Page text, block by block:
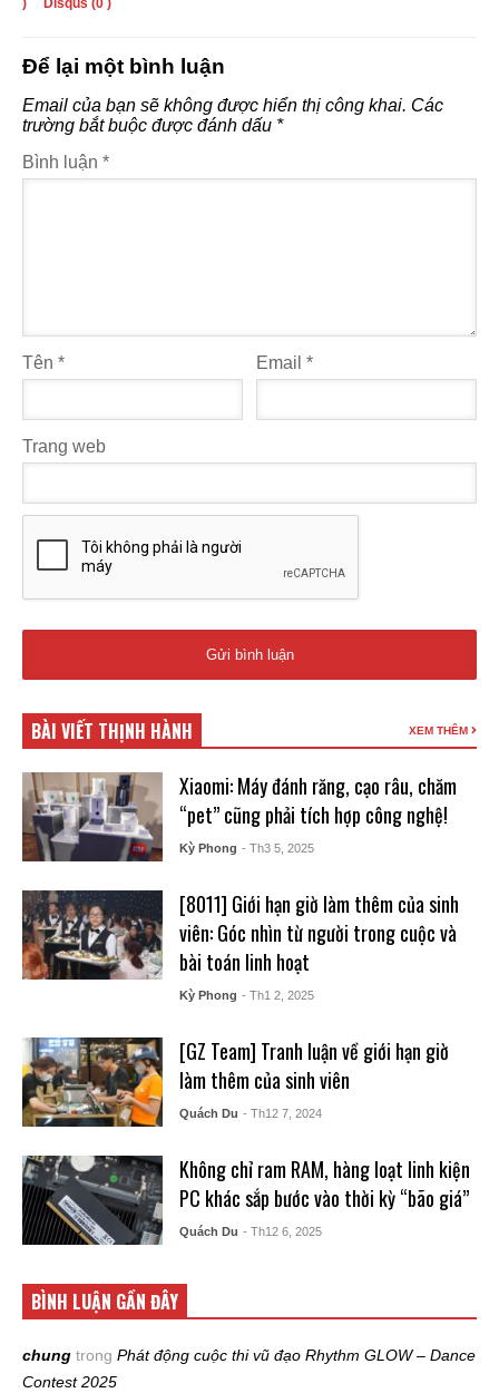
Để lại một bình luận
Email của bạn sẽ không được hiển thị công khai. Các
trường bắt buộc được đánh dấu *
Bình luận *
Tên * Email*
Trang web
BÀI VIẾT THỊNH HÀNH XEM THÊM
Xiaomi: Máy đánh răng, cạo râu, chăm
“pet” cũng phải tích hợp công nghệ!
Kỳ Phong - Th3 5, 2025
[8011] Giới hạn giờ làm thêm của sinh
viên: Góc nhìn từ người trong cuộc và
bài toán linh hoạt
Kỳ Phong - Th1 2, 2025
[GZ Team] Tranh luận về giới hạn giờ
làm thêm của sinh viên
Quách Du - Th12 7, 2024
Không chỉ ram RAM, hàng loạt linh kiện
PC khác sắp bước vào thời kỳ “bão giá”
Quách Du - Th12 6, 2025
BÌNH LUẬN GẦN ĐÂY
chung trong Phát động cuộc thi vũ đạo Rhythm GLOW – Dance
Contest 2025